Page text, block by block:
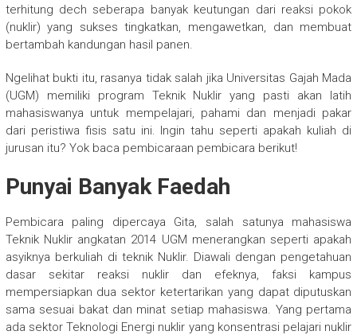
terhitung dech seberapa banyak keutungan dari reaksi pokok
(nuklir) yang sukses tingkatkan, mengawetkan, dan membuat
bertambah kandungan hasil panen.
Ngelihat bukti itu, rasanya tidak salah jika Universitas Gajah Mada
(UGM) memiliki program Teknik Nuklir yang pasti akan latih
mahasiswanya untuk mempelajari, pahami dan menjadi pakar
dari peristiwa fisis satu ini. Ingin tahu seperti apakah kuliah di
jurusan itu? Yok baca pembicaraan pembicara berikut!
Punyai Banyak Faedah
Pembicara paling dipercaya Gita, salah satunya mahasiswa
Teknik Nuklir angkatan 2014 UGM menerangkan seperti apakah
asyiknya berkuliah di teknik Nuklir. Diawali dengan pengetahuan
dasar sekitar reaksi nuklir dan efeknya, faksi kampus
mempersiapkan dua sektor ketertarikan yang dapat diputuskan
sama sesuai bakat dan minat setiap mahasiswa. Yang pertama
ada sektor Teknologi Energi nuklir yang konsentrasi pelajari nuklir